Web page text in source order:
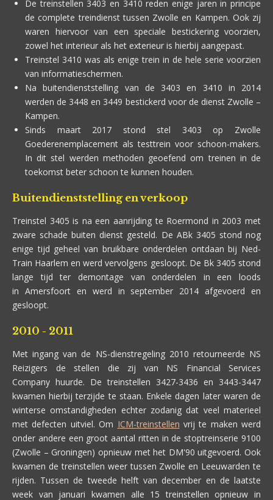
De treinstellen 3403 en 3410 reden enige jaren in principe
de complete treindienst tussen Zwolle en Kampen. Ook zij
waren hiervoor van een speciale bestickering voorzien,
zowel het interieur als het exterieur is hierbij aangepast.
Treinstel 3410 was als enige trein in de hele serie voorzien
van informatieschermen.
Na buitendienststelling van de 3403 en 3410 in 2014
werden de 3448 en 3449 bestickerd voor de dienst Zwolle –
Kampen.
Sinds maart 2017 stond stel 3403 op Zwolle
Goederenemplacement als testtrein voor schoon-makers.
In dit stel werden methoden geoefend om treinen in de
toekomst beter schoon te kunnen houden.
Buitendienststelling en verkoop
Treinstel 3405 is na een aanrijding te Roermond in 2003 met
zware schade buiten dienst gesteld. De ABk 3405 stond nog
enige tijd geheel van bruikbare onderdelen ontdaan bij Ned-
Train Haarlem en werd vervolgens gesloopt. De Bk 3405 stond
lange tijd ter demontage van onderdelen in een loods
in Amersfoort en werd in september 2014 afgevoerd en
gesloopt.
2010 - 2011
Met ingang van de NS-dienstregeling 2010 retourneerde NS
Reizigers de stellen die zij van NS Financial Services
Company huurde. De treinstellen 3427-3436 en 3443-3447
kwamen hierbij terzijde te staan. Enkele dagen later waren de
winterse omstandigheden echter zodanig dat veel materieel
met defecten uitviel. Om ICM-treinstellen vrij te maken werd
onder andere een groot aantal ritten in de stoptreinserie 9100
(Zwolle – Groningen) opnieuw met het DM'90 uitgevoerd. Ook
kwamen de treinstellen weer tussen Zwolle en Leeuwarden te
rijden. Tussen de tweede helft van december en de laatste
week van januari kwamen alle 15 treinstellen opnieuw in